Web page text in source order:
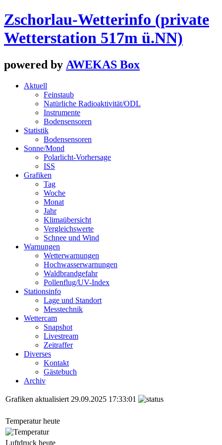
Zschorlau-Wetterinfo (private
Wetterstation 517m ü.NN)
powered by AWEKAS Box
Aktuell
Feinstaub
Natürliche Radioaktivität/ODL
Instrumente
Bodensensoren
Statistik
Bodensensoren
Sonne/Mond
Polarlicht-Vorhersage
ISS
Grafiken
Tag
Woche
Monat
Jahr
Klimaübersicht
Vergleichswerte
Schnee und Wind
Warnungen
Wetterwarnungen
Hochwasserwarnungen
Waldbrandgefahr
Pollenflug/UV-Index
Stationsinfo
Lage und Standort
Messtechnik
Wettercam
Snapshot
Livestream
Zeitraffer
Diverses
Kontakt
Gästebuch
Archiv
Grafiken aktualisiert 29.09.2025 17:33:01
Temperatur heute
Luftdruck heute